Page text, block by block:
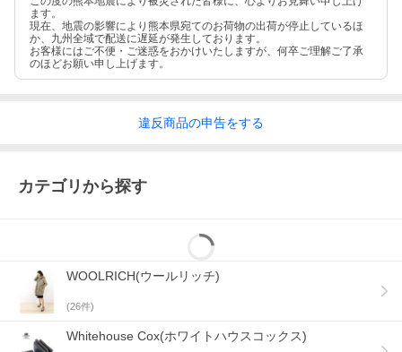
ます。
現在、地震の影響により熊本県宛てのお荷物の出荷が停止しているほ
か、九州全域で配送に遅延が発生しております。
お客様にはご不便・ご迷惑をおかけいたしますが、何卒ご理解ご了承
のほどお願い申し上げます。
違反商品の申告をする
カテゴリから探す
WOOLRICH(ウールリッチ)
(26件)
Whitehouse Cox(ホワイトハウスコックス)